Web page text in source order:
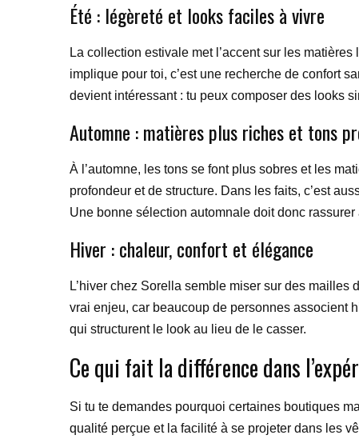
Été : légèreté et looks faciles à vivre
La collection estivale met l’accent sur les
implique pour toi, c’est une recherche de confort
devient intéressant : tu peux composer des looks
Automne : matières plus riches et tons
À l’automne, les tons se font plus sobres et les
profondeur et de structure. Dans les faits, c’est
Une bonne sélection automnale doit donc rassurer
Hiver : chaleur, confort et élégance
L’hiver chez Sorella semble miser sur des
vrai enjeu, car beaucoup de personnes associent
qui structurent le look au lieu de le casser.
Ce qui fait la différence dans
Si tu te demandes pourquoi certaines boutiques
qualité perçue et la facilité à se projeter dans les